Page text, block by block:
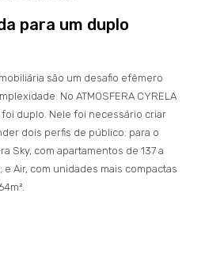
para um duplo
são um desafio efêmero
No ATMOSFERA CYRELA
foi duplo. Nele foi necessário criar
dois perfis de público: para o
Sky, com apartamentos de 137 a
e Air, com unidades mais compactas